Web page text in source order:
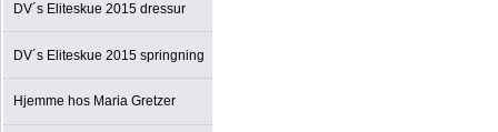
DV´s Eliteskue 2015 dressur
DV´s Eliteskue 2015 springning
Hjemme hos Maria Gretzer